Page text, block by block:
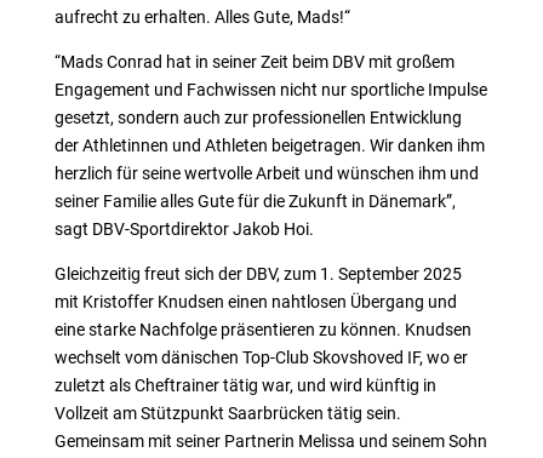
aufrecht zu erhalten. Alles Gute, Mads!“
“Mads Conrad hat in seiner Zeit beim DBV mit großem
Engagement und Fachwissen nicht nur sportliche Impulse
gesetzt, sondern auch zur professionellen Entwicklung
der Athletinnen und Athleten beigetragen. Wir danken ihm
herzlich für seine wertvolle Arbeit und wünschen ihm und
seiner Familie alles Gute für die Zukunft in Dänemark”,
sagt DBV-Sportdirektor Jakob Hoi.
Gleichzeitig freut sich der DBV, zum 1. September 2025
mit Kristoffer Knudsen einen nahtlosen Übergang und
eine starke Nachfolge präsentieren zu können. Knudsen
wechselt vom dänischen Top-Club Skovshoved IF, wo er
zuletzt als Cheftrainer tätig war, und wird künftig in
Vollzeit am Stützpunkt Saarbrücken tätig sein.
Gemeinsam mit seiner Partnerin Melissa und seinem Sohn